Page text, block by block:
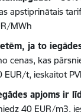
apstiprinātais
MWh
ja to
cenas, kas
EUR/t, ieskaitot
apjoms ir
40 EUR/m3,